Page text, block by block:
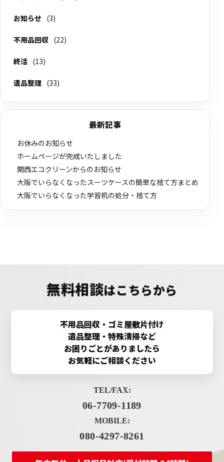
お知らせ (3)
不用品回収 (22)
終活 (13)
遺品整理 (33)
最新記事
お休みのお知らせ
ホームページが完成いたしました
関西エコクリーンからのお知らせ
大阪でいらなくなったスーツケースの簡単な捨て方まとめ
大阪でいらなくなった学習机の処分・捨て方
無料相談はこちらから
不用品回収・ゴミ屋敷片付け
遺品整理・特殊清掃など
お困りごとがありましたら
お気軽にご相談ください
TEL/FAX:
06-7709-1189
MOBILE:
080-4297-8261